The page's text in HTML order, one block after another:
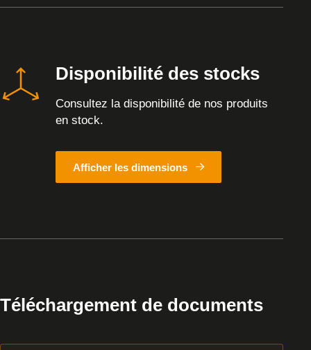
Disponibilité des stocks
Consultez la disponibilité de nos produits
en stock.
Afficher les dimensions
Téléchargement de documents